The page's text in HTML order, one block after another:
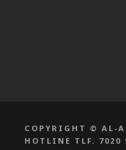
COPYRIGHT © AL-
HOTLINE TLF. 7020